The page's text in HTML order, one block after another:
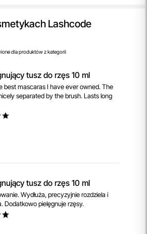
Lashcode
dla produktów z kategorii
tusz do rzęs 10 ml
best mascaras I have ever owned. The
separated by the brush. Lasts long
tusz do rzęs 10 ml
Wydłuża, precyzyjnie rozdziela i
Dodatkowo pielęgnuje rzęsy.